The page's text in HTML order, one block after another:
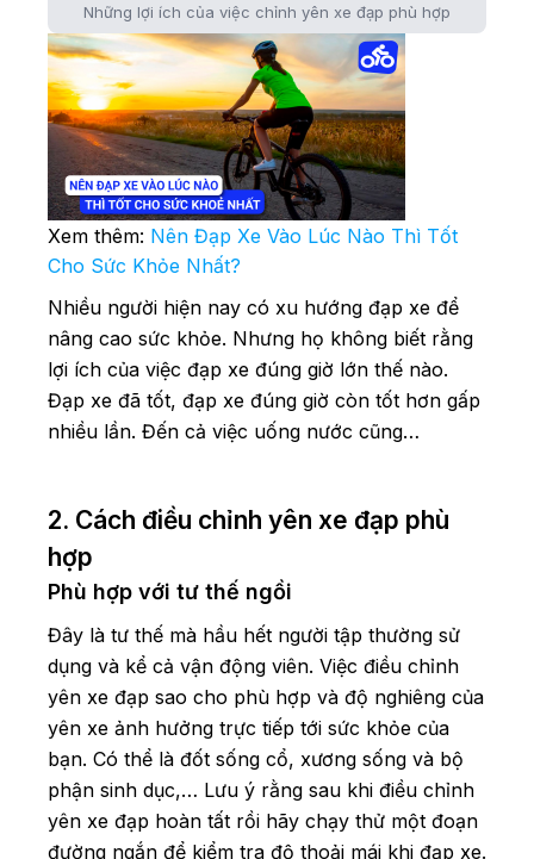
Những lợi ích của việc chỉnh yên xe đạp phù hợp
Xem thêm: Nên Đạp Xe Vào Lúc Nào Thì Tốt
Cho Sức Khỏe Nhất?
Nhiều người hiện nay có xu hướng đạp xe để
nâng cao sức khỏe. Nhưng họ không biết rằng
lợi ích của việc đạp xe đúng giờ lớn thế nào.
Đạp xe đã tốt, đạp xe đúng giờ còn tốt hơn gấp
nhiều lần. Đến cả việc uống nước cũng…
2. Cách điều chỉnh yên xe đạp phù
hợp
Phù hợp với tư thế ngồi
Đây là tư thế mà hầu hết người tập thường sử
dụng và kể cả vận động viên. Việc điều chỉnh
yên xe đạp sao cho phù hợp và độ nghiêng của
yên xe ảnh hưởng trực tiếp tới sức khỏe của
bạn. Có thể là đốt sống cổ, xương sống và bộ
phận sinh dục,… Lưu ý rằng sau khi điều chỉnh
yên xe đạp hoàn tất rồi hãy chạy thử một đoạn
đường ngắn để kiểm tra độ thoải mái khi đạp xe.